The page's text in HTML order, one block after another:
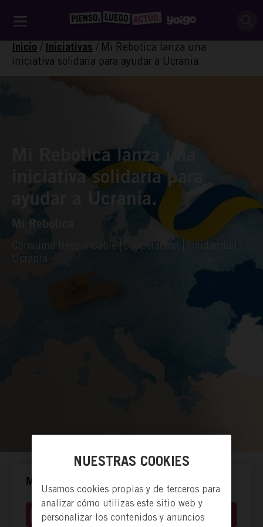
Inicio / Iniciativas / Mi Rebotica lanza una
iniciativa solidaria para ayudar a Ucrania.
Mi Rebotica lanza una
iniciativa solidaria para
ayudar a Ucrania.
Mi Rebotica
Consumo Responsable Cooperación
Solidaridad
Ucrania
MANERAS DE ACTUAR.
Comprar producto o servicio
NUESTRAS COOKIES
Usamos cookies propias y de terceros para
analizar cómo utilizas este sitio web y
personalizar los contenidos y anuncios